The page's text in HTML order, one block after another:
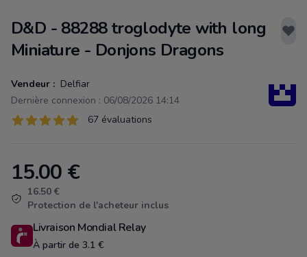
D&D - 88288 troglodyte with long
Miniature - Donjons Dragons
Vendeur : Delfiar
Dernière connexion : 06/08/2026 14:14
Évaluations
67 sur 5 étoiles 67 évaluations
Product information
15.00 €
16.50 €
Protection de l'acheteur inclus
Livraison Mondial Relay
À partir de 3.1 €